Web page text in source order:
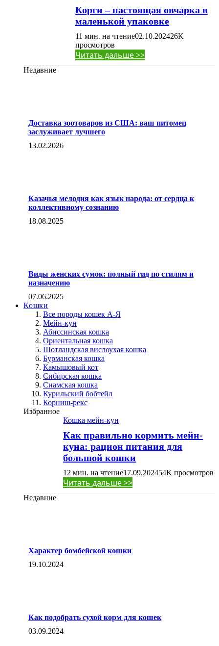
Корги – настоящая овчарка в
маленькой упаковке
11 мин. на чтение02.10.202426K
просмотров
Читать дальше >>
Недавние
Доставка зоотоваров из США: ваш питомец
заслуживает лучшего
13.02.2026
Казачья мелодия как язык народа: от сердца к
коллективному сознанию
18.08.2025
Виды женских сумок: полный гид по стилям и
назначению
07.06.2025
Кошки
Все породы кошек А-Я
Мейн-кун
Абиссинская кошка
Ориентальная кошка
Шотландская вислоухая кошка
Бурманская кошка
Камышовый кот
Сибирская кошка
Сиамская кошка
Курильский бобтейл
Корниш-рекс
Избранное
Кошка мейн-кун
Как правильно кормить мейн-
куна: рацион питания для
большой кошки
12 мин. на чтение17.09.202454Kпросмотров
Читать дальше >>
Недавние
Характер бомбейской кошки
19.10.2024
Как подобрать сухой корм для кошек
03.09.2024